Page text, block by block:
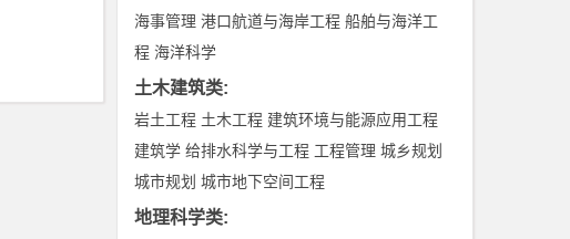
海事管理 港口航道与海岸工程 船舶与海洋工
程 海洋科学
土木建筑类:
岩土工程 土木工程 建筑环境与能源应用工程
建筑学 给排水科学与工程 工程管理 城乡规划
城市规划 城市地下空间工程
地理科学类: